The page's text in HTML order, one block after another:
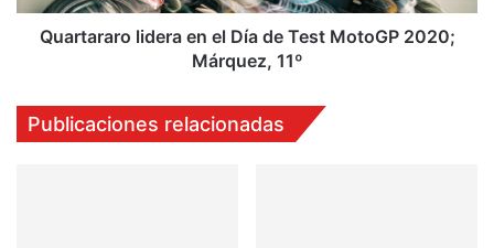
2020;
Márquez,
Quartararo lidera en el Día de Test MotoGP 2020;
Márquez, 11º
Publicaciones relacionadas